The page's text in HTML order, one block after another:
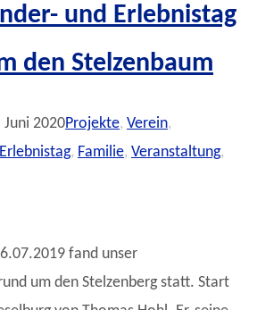
und Erlebnistag
den Stelzenbaum
Juni 2020Projekte, Verein,
Erlebnistag, Familie, Veranstaltung,
fand unser
um den Stelzenberg statt. Start